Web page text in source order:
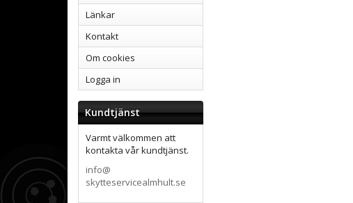
Länkar
Kontakt
Om cookies
Logga in
Kundtjänst
Varmt välkommen att
kontakta vår kundtjänst.
info@
skytteservicealmhult.se